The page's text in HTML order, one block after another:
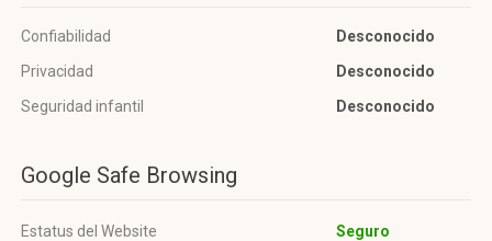
Confiabilidad
Desconocido
Privacidad
Desconocido
Seguridad infantil
Desconocido
Google Safe Browsing
Estatus del Website Seguro